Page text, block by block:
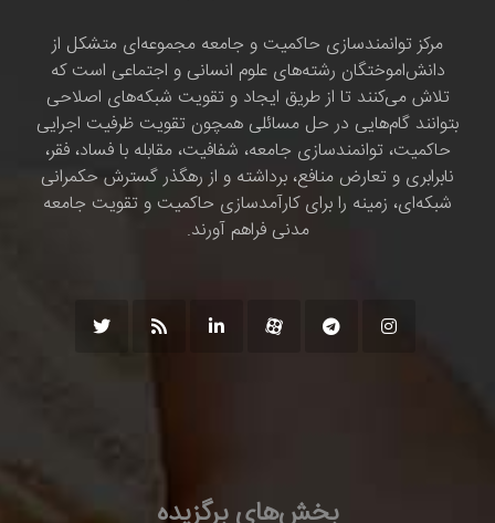
مرکز توانمندسازی حاکمیت و جامعه مجموعه‌ای متشکل از
دانش‌اموختگان رشته‌های علوم انسانی و اجتماعی است که
تلاش می‌کنند تا از طریق ایجاد و تقویت شبکه‌های اصلاحی
بتوانند گام‌هایی در حل مسائلی همچون تقویت ظرفیت اجرایی
حاکمیت، توانمندسازی جامعه، شفافیت، مقابله با فساد، فقر،
نابرابری و تعارض منافع، برداشته و از رهگذر گسترش حکمرانی
شبکه‌ای، زمینه را برای کارآمدسازی حاکمیت و تقویت جامعه
مدنی فراهم آورند.